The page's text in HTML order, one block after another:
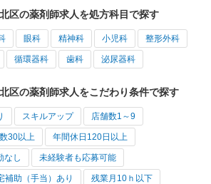
区の薬剤師求人を処方科目で探す
眼科 精神科 小児科 整形外科
循環器科 歯科 泌尿器科
区の薬剤師求人をこだわり条件で探す
スキルアップ 店舗数1～9
30以上 年間休日120日以上
なし 未経験者も応募可能
補助（手当）あり 残業月10ｈ以下